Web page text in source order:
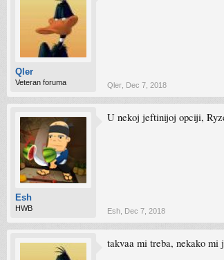
Qler
Veteran foruma Qler Dec 7, 2018
Esh
HWB
U nekoj jeftinijoj opciji,
Esh Dec 7, 2018
takvaa mi treba, nekako